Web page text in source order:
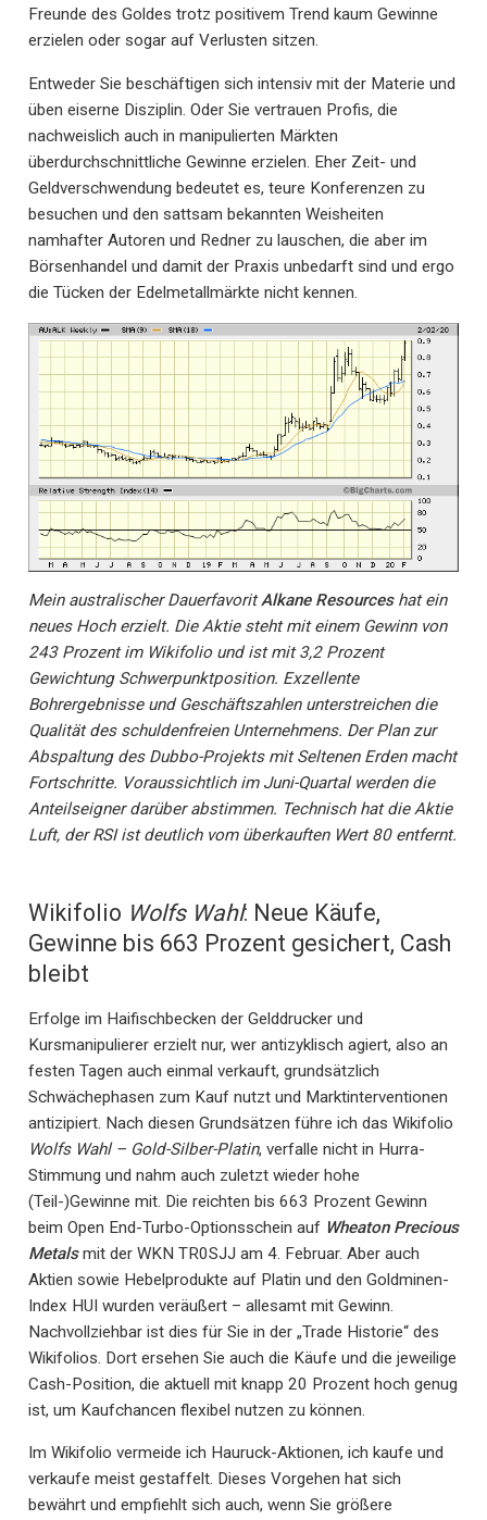
Freunde des Goldes trotz positivem Trend kaum Gewinne
erzielen oder sogar auf Verlusten sitzen.
Entweder Sie beschäftigen sich intensiv mit der Materie und
üben eiserne Disziplin. Oder Sie vertrauen Profis, die
nachweislich auch in manipulierten Märkten
überdurchschnittliche Gewinne erzielen. Eher Zeit- und
Geldverschwendung bedeutet es, teure Konferenzen zu
besuchen und den sattsam bekannten Weisheiten
namhafter Autoren und Redner zu lauschen, die aber im
Börsenhandel und damit der Praxis unbedarft sind und ergo
die Tücken der Edelmetallmärkte nicht kennen.
Mein australischer DauerfavoritAlkane Resourceshat ein
neues Hoch erzielt. Die Aktie steht mit einem Gewinn von
243 Prozent im Wikifolio und ist mit 3,2 Prozent
Gewichtung Schwerpunktposition. Exzellente
Bohrergebnisse und Geschäftszahlen unterstreichen die
Qualität des schuldenfreien Unternehmens. Der Plan zur
Abspaltung des Dubbo-Projekts mit Seltenen Erden macht
Fortschritte. Voraussichtlich im Juni-Quartal werden die
Anteilseigner darüber abstimmen. Technisch hat die Aktie
Luft, der RSI ist deutlich vom überkauften Wert 80 entfernt.
Wikifolio Wolfs Wahl: Neue Käufe,
Gewinne bis 663 Prozent gesichert, Cash
bleibt
Erfolge im Haifischbecken der Gelddrucker und
Kursmanipulierer erzielt nur, wer antizyklisch agiert, also an
festen Tagen auch einmal verkauft, grundsätzlich
Schwächephasen zum Kauf nutzt und Marktinterventionen
antizipiert. Nach diesen Grundsätzen führe ich das Wikifolio
Wolfs Wahl – Gold-Silber-Platin, verfalle nicht in Hurra-
Stimmung und nahm auch zuletzt wieder hohe
(Teil-)Gewinne mit. Die reichten bis 663 Prozent Gewinn
beim Open End-Turbo-Optionsschein auf Wheaton Precious
Metalsmit der WKN TR0SJJ am 4. Februar. Aber auch
Aktien sowie Hebelprodukte auf Platin und den Goldminen-
Index HUI wurden veräußert – allesamt mit Gewinn.
Nachvollziehbar ist dies für Sie in der „Trade Historie“ des
Wikifolios. Dort ersehen Sie auch die Käufe und die jeweilige
Cash-Position, die aktuell mit knapp 20 Prozent hoch genug
ist, um Kaufchancen flexibel nutzen zu können.
Im Wikifolio vermeide ich Hauruck-Aktionen, ich kaufe und
verkaufe meist gestaffelt. Dieses Vorgehen hat sich
bewährt und empfiehlt sich auch, wenn Sie größere